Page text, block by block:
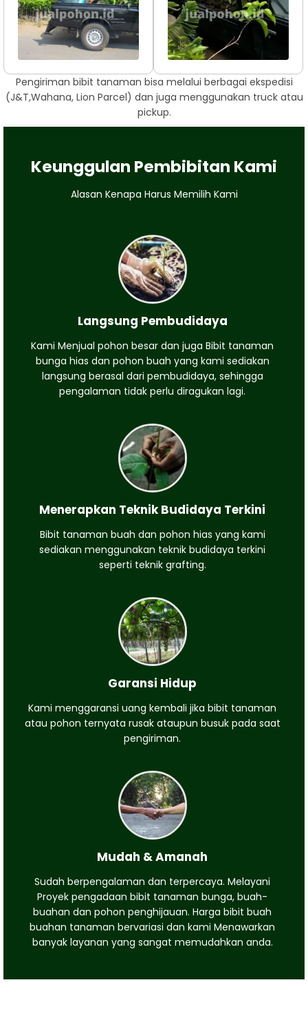
Pengiriman bibit tanaman bisa melalui berbagai ekspedisi
(J&T,Wahana, Lion Parcel) dan juga menggunakan truck atau
pickup.
Keunggulan Pembibitan Kami
Alasan Kenapa Harus Memilih Kami
Langsung Pembudidaya
Kami Menjual pohon besar dan juga Bibit tanaman
bunga hias dan pohon buah yang kami sediakan
langsung berasal dari pembudidaya, sehingga
pengalaman tidak perlu diragukan lagi.
Menerapkan Teknik Budidaya Terkini
Bibit tanaman buah dan pohon hias yang kami
sediakan menggunakan teknik budidaya terkini
seperti teknik grafting.
Garansi Hidup
Kami menggaransi uang kembali jika bibit tanaman
atau pohon ternyata rusak ataupun busuk pada saat
pengiriman.
Mudah & Amanah
Sudah berpengalaman dan terpercaya. Melayani
Proyek pengadaan bibit tanaman bunga, buah-
buahan dan pohon penghijauan. Harga bibit buah
buahan tanaman bervariasi dan kami Menawarkan
banyak layanan yang sangat memudahkan anda.